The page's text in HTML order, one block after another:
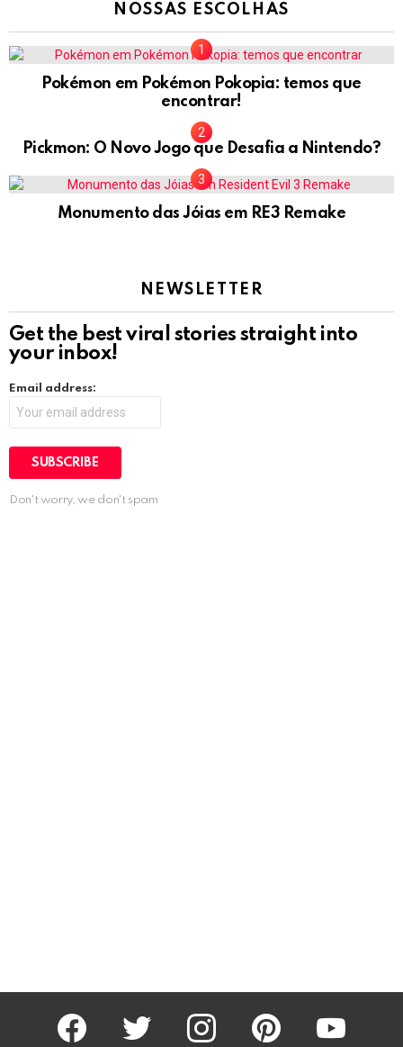
NOSSAS ESCOLHAS
Pokémon em Pokémon Pokopia: temos que
encontrar!
Pickmon: O Novo Jogo que Desafia a Nintendo?
Monumento das Jóias em RE3 Remake
NEWSLETTER
Get the best viral stories straight into
your inbox!
Email address:
Don't worry, we don't spam
facebook twitter instagram pinterest